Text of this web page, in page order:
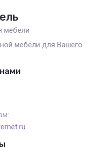
мебели
мебели для Вашего